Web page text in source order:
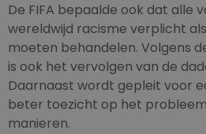
De FIFA bepaalde ook dat alle
wereldwijd racisme verplicht
moeten behandelen. Volgens
is ook het vervolgen van de
Daarnaast wordt gepleit voor
beter toezicht op het
manieren.